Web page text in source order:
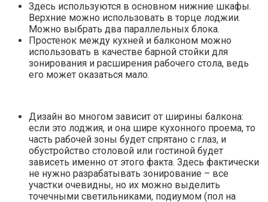
Здесь используются в основном нижние шкафы.
Верхние можно использовать в торце лоджии.
Можно выбрать два параллельных блока.
Простенок между кухней и балконом можно
использовать в качестве барной стойки для
зонирования и расширения рабочего стола, ведь
его может оказаться мало.
Дизайн во многом зависит от ширины балкона:
если это лоджия, и она шире кухонного проема, то
часть рабочей зоны будет спрятано с глаз, и
обустройство столовой или гостиной будет
зависеть именно от этого факта. Здесь фактически
не нужно разрабатывать зонирование – все
участки очевидны, но их можно выделить
точечными светильниками, подиумом (пол на